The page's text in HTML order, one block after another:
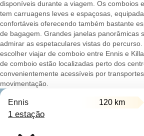
disponíveis durante a viagem. Os comboios
tem carruagens leves e espaçosas,
confortáveis oferecendo também bastante
de bagagem. Grandes janelas panorâmicas
admirar as espetaculares vistas do
escolher viajar de comboio entre Ennis e
de comboio estão localizadas perto dos
convenientemente acessíveis por
movimentação.
Ennis 120 km
1 estação